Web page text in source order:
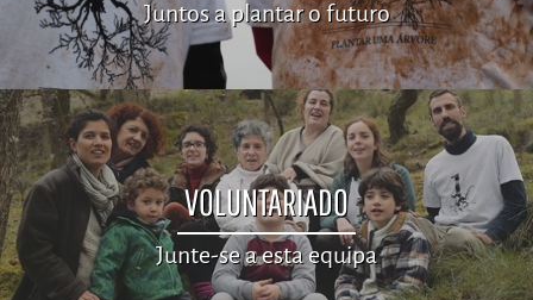
Juntos a plantar o futuro
VOLUNTARIADO
Junte-se a esta equipa